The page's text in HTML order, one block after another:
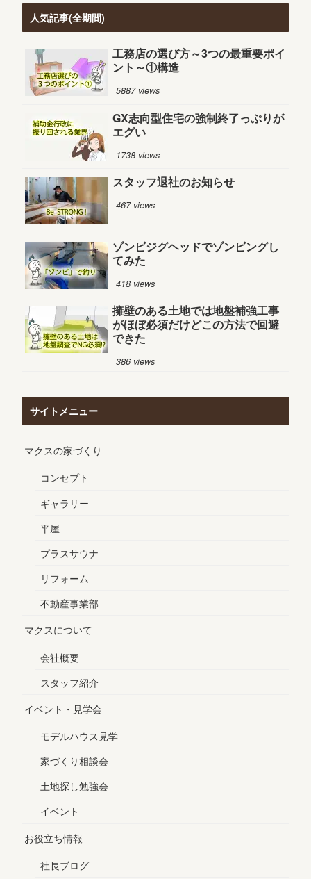
人気記事(全期間)
工務店の選び方～3つの最重要ポイ
ント～①構造
5887 views
GX志向型住宅の強制終了っぷりが
エグい
1738 views
スタッフ退社のお知らせ
467 views
ゾンビジグヘッドでゾンビングし
てみた
418 views
擁壁のある土地では地盤補強工事
がほぼ必須だけどこの方法で回避
できた
386 views
サイトメニュー
マクスの家づくり
コンセプト
ギャラリー
平屋
プラスサウナ
リフォーム
不動産事業部
マクスについて
会社概要
スタッフ紹介
イベント・見学会
モデルハウス見学
家づくり相談会
土地探し勉強会
イベント
お役立ち情報
社長ブログ